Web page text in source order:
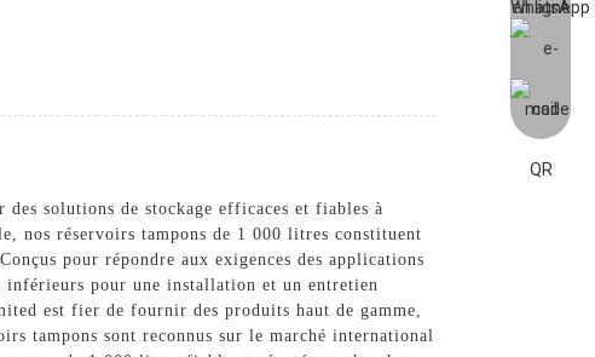
solutions de stockage efficaces et fiables à
nos réservoirs tampons de 1 000 litres constituent
pour répondre aux exigences des applications
pour une installation et un entretien
est fier de fournir des produits haut de gamme,
tampons sont reconnus sur le marché international